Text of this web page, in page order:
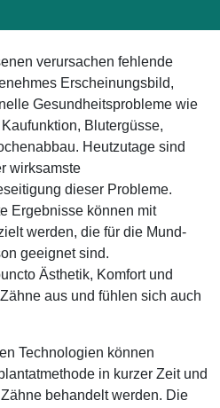
verursachen fehlende
Erscheinungsbild,
Gesundheitsprobleme wie
Blutergüsse,
Heutzutage sind
wirksamste
dieser Probleme.
Ergebnisse können mit
werden, die für die Mund-
geeignet sind.
Ästhetik, Komfort und
aus und fühlen sich auch
Technologien können
in kurzer Zeit und
behandelt werden. Die